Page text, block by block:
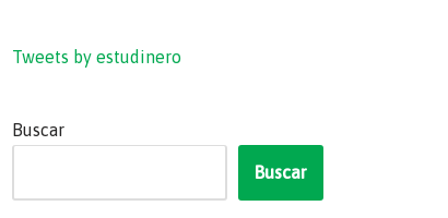
Tweets by estudinero
Buscar
Buscar